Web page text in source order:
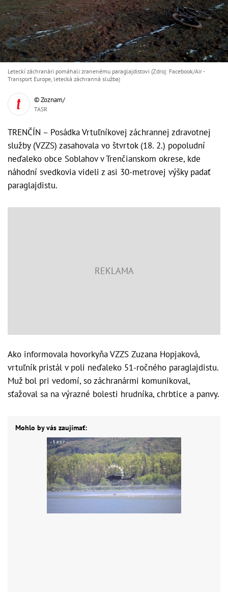
Leteckí záchranári pomáhali zranenému paraglajdistovi (Zdroj: Facebook/Air -
Transport Europe, letecká záchranná služba)
© Zoznam/
TASR
TRENČÍN – Posádka Vrtuľníkovej záchrannej zdravotnej
služby (VZZS) zasahovala vo štvrtok (18. 2.) popoludní
neďaleko obce Soblahov v Trenčianskom okrese, kde
náhodní svedkovia videli z asi 30-metrovej výšky padať
paraglajdistu.
Ako informovala hovorkyňa VZZS Zuzana Hopjaková,
vrtuľník pristál v poli neďaleko 51-ročného paraglajdistu.
Muž bol pri vedomí, so záchranármi komunikoval,
sťažoval sa na výrazné bolesti hrudníka, chrbtice a panvy.
Mohlo by vás zaujímať: